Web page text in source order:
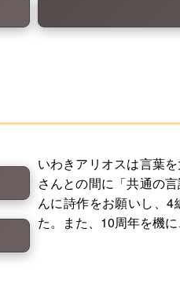
いわきアリオスは言葉
さんとの間に「共通の
んに詩作をお願いし、
た。また、10周年を機